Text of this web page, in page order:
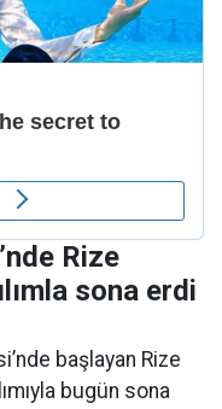
Rize
sona erdi
başlayan Rize
bugün sona